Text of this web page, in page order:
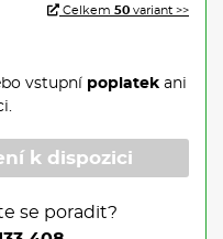
Celkem 50 variant >>
vstupní poplatekani
k dispozici
se poradit?